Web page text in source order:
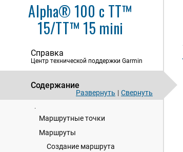
Alpha® 100 с TT™
15/TT™ 15 mini
Справка
Центр технической поддержки Garmin
Содержание
Развернуть | Свернуть
Отслеживание собаки
Отслеживание контактов
Маршрутные точки, маршруты и
Маршрутные точки
Маршруты
Создание маршрута